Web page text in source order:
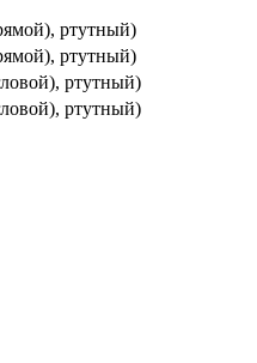
ртутный)
ртутный)
ртутный)
ртутный)